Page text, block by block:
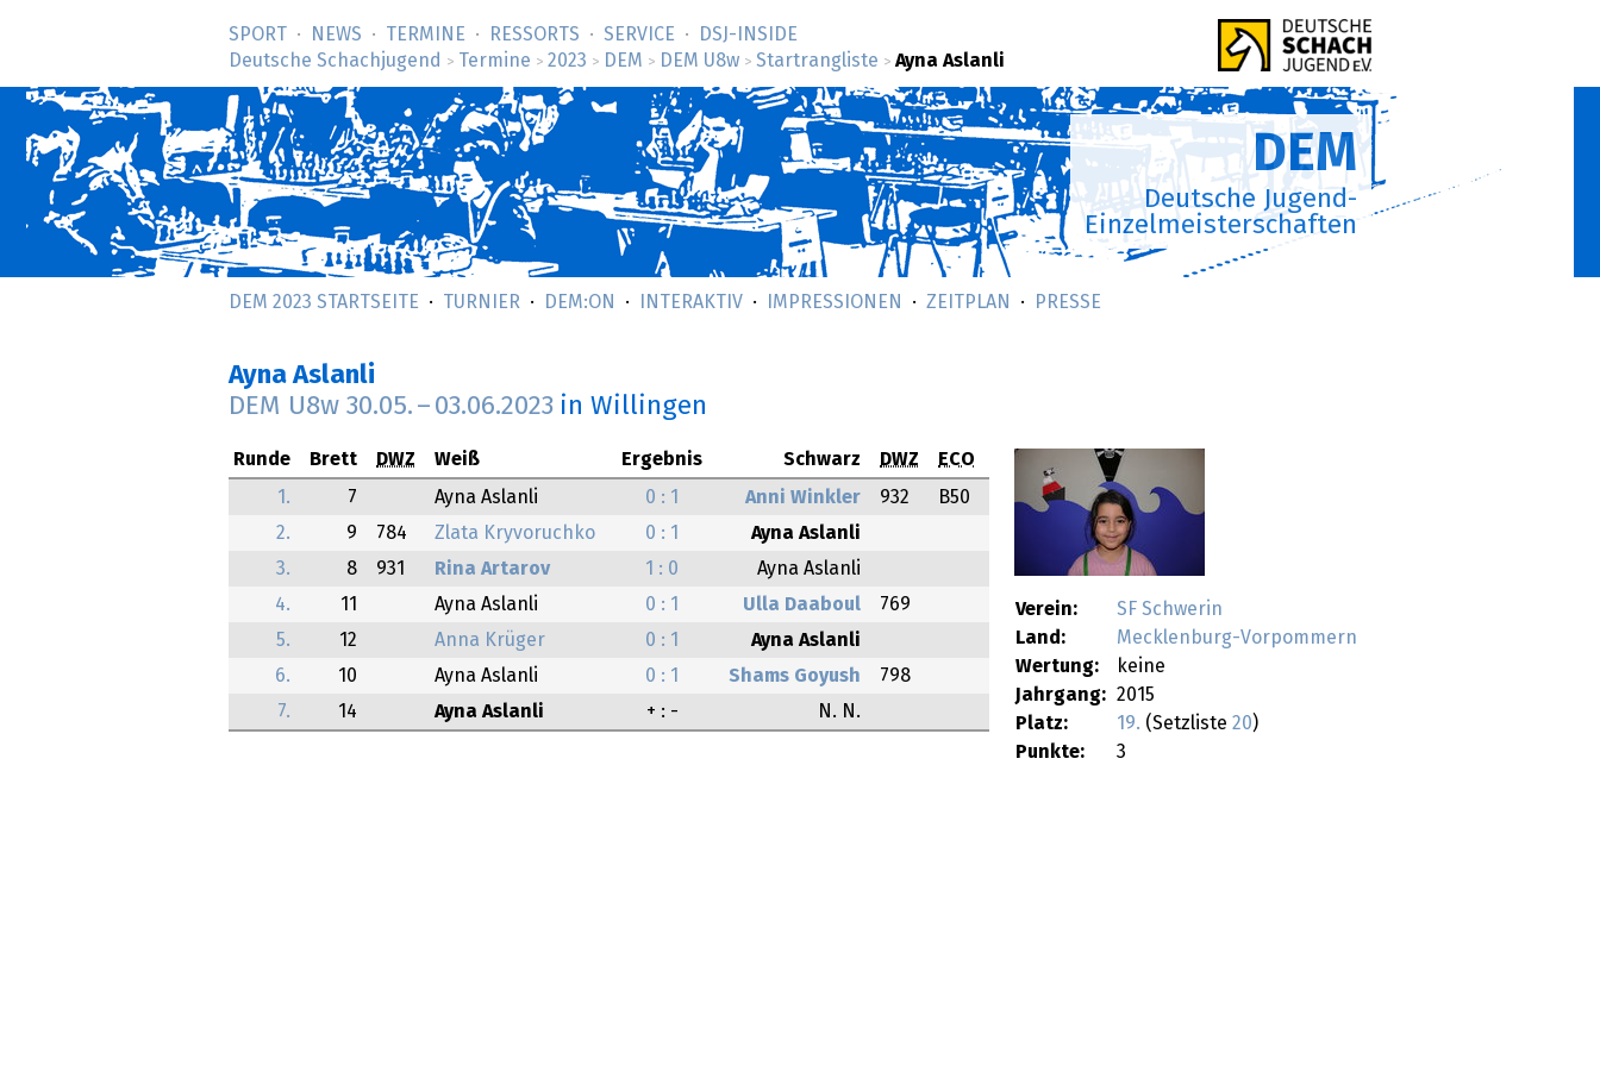
SPORT NEWS TERMINE RESSORTS SERVICE
DSJ-­INSIDE
Deutsche Schachjugend
> Termine > 2023 > DEM > DEM U8w > Startrangliste > Ayna Aslanli
DEM
Deutsche Jugend-
Einzelmeisterschaften
DEM 2023 STARTSEITE TURNIER DEM:ON INTERAKTIV IMPRESSIONEN ZEITPLAN PRESSE
Ayna Aslanli
DEM U8w 30.05. – 03.06.2023 in Willingen
Verein:
SF Schwerin
Land:
Mecklenburg-Vorpommern
Wertung:
keine
Jahrgang: 2015
Platz:
19. (Setzliste 20)
Punkte:
3
Runde Brett DWZ Weiß Ergebnis Schwarz DWZ
ECO
1.
7 Ayna Aslanli 0 : 1 Anni Winkler 932
B50
2.
9 784 Zlata Kryvoruchko 0 : 1
Ayna Aslanli
3.
8 931 Rina Artarov 1 : 0
Ayna Aslanli
4.
11 Ayna Aslanli 0 : 1 Ulla Daaboul
769
5.
12 Anna Krüger 0 : 1
Ayna Aslanli
6.
10 Ayna Aslanli 0 : 1 Shams Goyush
798
7.
14 Ayna Aslanli + : - N. N.